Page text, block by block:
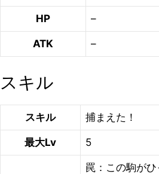
HP –
ATK –
スキル
スキル 捕まえた！
最大Lv 5
罠：この駒が